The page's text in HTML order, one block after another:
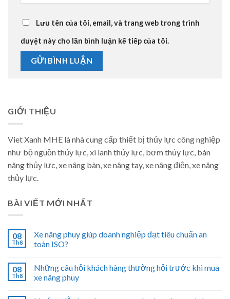
Lưu tên của tôi, email, và trang web trong trình
duyệt này cho lần bình luận kế tiếp của tôi.
GIỚI THIỆU
Viet Xanh MHE là nhà cung cấp thiết bị thủy lực công nghiệp
như bộ nguồn thủy lực, xi lanh thủy lực, bơm thủy lực, bàn
nâng thủy lực, xe nâng bàn, xe nâng tay, xe nâng điện, xe nâng
thủy lực.
BÀI VIẾT MỚI NHẤT
08
Th8
Xe nâng phuy giúp doanh nghiệp đạt tiêu chuẩn an
toàn ISO?
08
Th8
Những câu hỏi khách hàng thường hỏi trước khi mua
xe nâng phuy